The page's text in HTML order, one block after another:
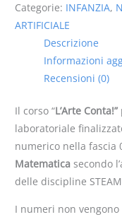
Categorie: INFANZIA,
ARTIFICIALE
Descrizione
Informazioni
Recensioni (0)
Il corso “L’Arte Conta!”
laboratoriale
numerico nella
Matematica secondo
delle discipline
I numeri non